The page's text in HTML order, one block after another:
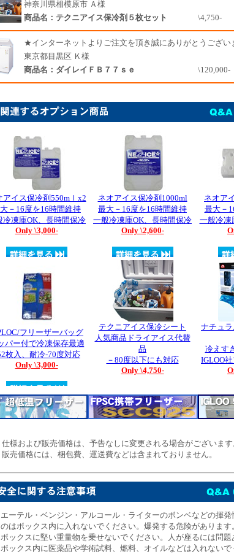
仕様および販売価格は、予告なしに変更される場合がございま
販売価格には、梱包費、運送費などは含まれておりません。
エーテル・ベンジン・アルコール・ライターのボンベなどの揮
のはボックス内に入れないでください。爆発する危険があります
ボックスに堅い重量物を乗せないでください。人が座るには問題
ボックス内に医薬品や学術試料、燃料、オイルなどは入れないで